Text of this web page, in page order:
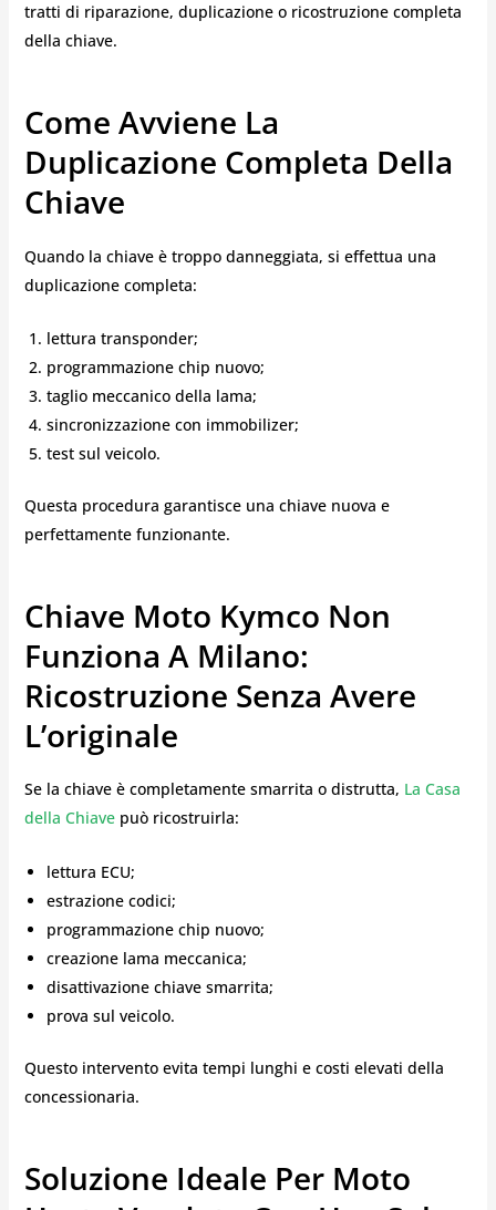
tratti di riparazione, duplicazione o ricostruzione completa
della chiave.
Come Avviene La
Duplicazione Completa Della
Chiave
Quando la chiave è troppo danneggiata, si effettua una
duplicazione completa:
lettura transponder;
programmazione chip nuovo;
taglio meccanico della lama;
sincronizzazione con immobilizer;
test sul veicolo.
Questa procedura garantisce una chiave nuova e
perfettamente funzionante.
Chiave Moto Kymco Non
Funziona A Milano:
Ricostruzione Senza Avere
L’originale
Se la chiave è completamente smarrita o distrutta, La Casa
della Chiavepuò ricostruirla:
lettura ECU;
estrazione codici;
programmazione chip nuovo;
creazione lama meccanica;
disattivazione chiave smarrita;
prova sul veicolo.
Questo intervento evita tempi lunghi e costi elevati della
concessionaria.
Soluzione Ideale Per Moto